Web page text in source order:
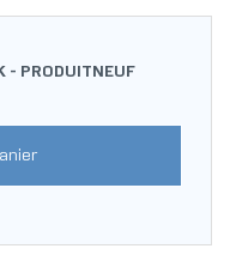
- PRODUITNEUF